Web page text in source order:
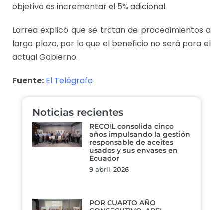
objetivo es incrementar el 5% adicional.
Larrea explicó que se tratan de procedimientos a
largo plazo, por lo que el beneficio no será para el
actual Gobierno.
Fuente: El Telégrafo
Noticias recientes
RECOIL consolida cinco
años impulsando la gestión
responsable de aceites
usados y sus envases en
Ecuador
9 abril, 2026
POR CUARTO AÑO